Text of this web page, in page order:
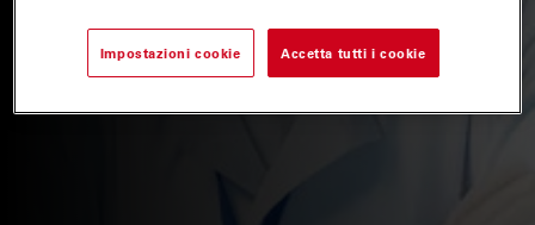
Impostazioni cookie Accetta tutti i cookie